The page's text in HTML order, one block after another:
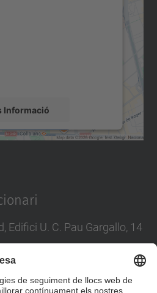
Informació
Edifici U. C. Pau Gargallo, 14